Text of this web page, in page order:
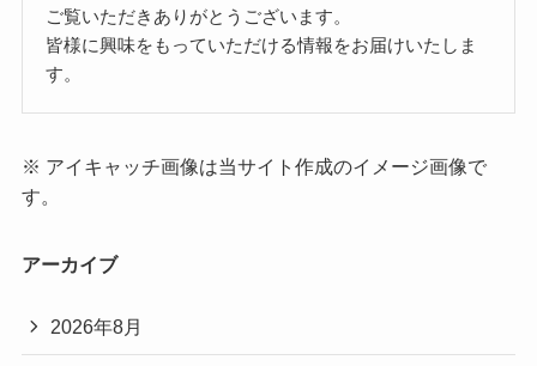
ご覧いただきありがとうございます。
皆様に興味をもっていただける情報をお届けいたしま
す。
※ アイキャッチ画像は当サイト作成のイメージ画像で
す。
アーカイブ
2026年8月